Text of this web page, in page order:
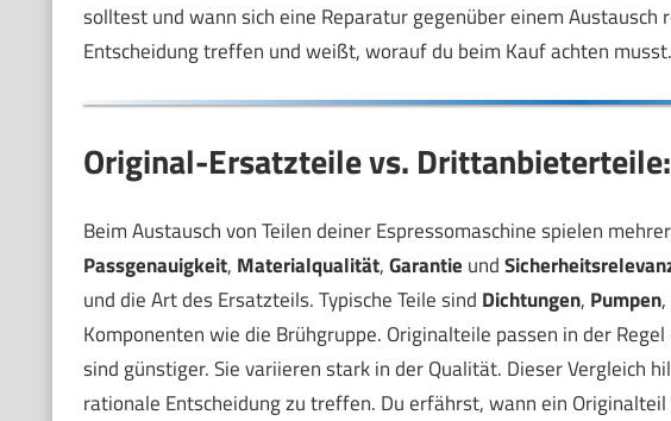
solltest und wann sich eine Reparatur gegenüber einem
Entscheidung treffen und weißt, worauf du beim Kauf achten musst.
Original-Ersatzteile vs.
Beim Austausch von Teilen deiner Espressomaschine spielen
Passgenauigkeit, Materialqualität,Garantie und
und die Art des Ersatzteils. Typische Teile sind Dichtungen, Pumpen,
Komponenten wie die Brühgruppe. Originalteile passen in der
sind günstiger. Sie variieren stark in der Qualität. Dieser Vergleich
rationale Entscheidung zu treffen. Du erfährst, wann ein